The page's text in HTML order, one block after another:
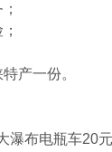
产一份。
瀑布电瓶车20